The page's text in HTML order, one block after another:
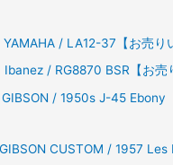
YAMAHA / LA12-37【お売り
Ibanez / RG8870 BSR【お売
GIBSON / 1950s J-45 Ebony
CUSTOM / 1957